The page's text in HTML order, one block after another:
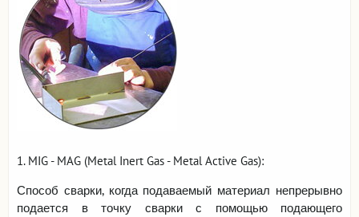
Viac informácií
1. MIG - MAG (Metal Inert Gas - Metal Active Gas):
Способ сварки, когда подаваемый материал непрерывно
подается в точку сварки с помощью подающего